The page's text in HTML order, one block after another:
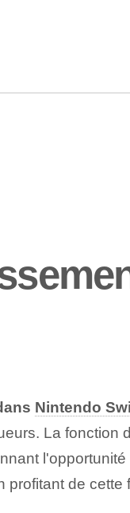
Nintendo
La fonction
de cette